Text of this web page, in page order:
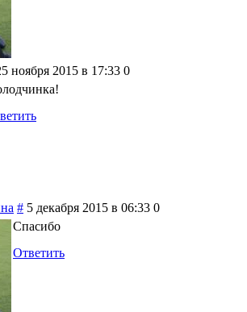
ноября 2015 в 17:33 0
# 5 декабря 2015 в 06:33 0
Спасибо
Ответить